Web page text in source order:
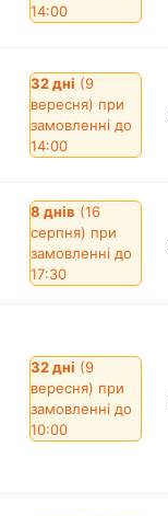
14:00
32 дні (9
вересня) при
замовленні до
14:00
8 днів (16
серпня) при
замовленні до
17:30
32 дні (9
вересня) при
замовленні до
10:00